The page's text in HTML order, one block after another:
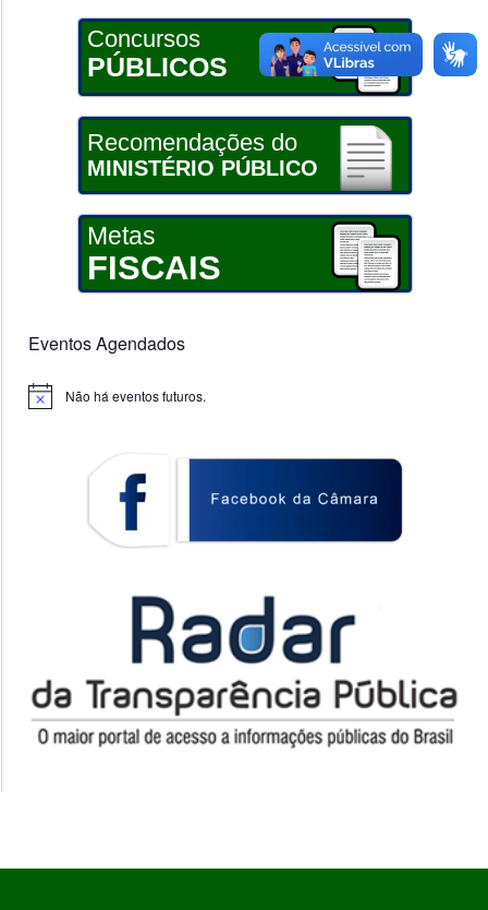
Concursos
PÚBLICOS
Recomendações do
MINISTÉRIO PÚBLICO
Metas
FISCAIS
Eventos Agendados
Notice Não há eventos futuros.